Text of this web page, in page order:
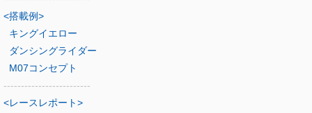
<搭載例>
キングイエロー
ダンシングライダー
M07コンセプト
-------------------------
<レースレポート>